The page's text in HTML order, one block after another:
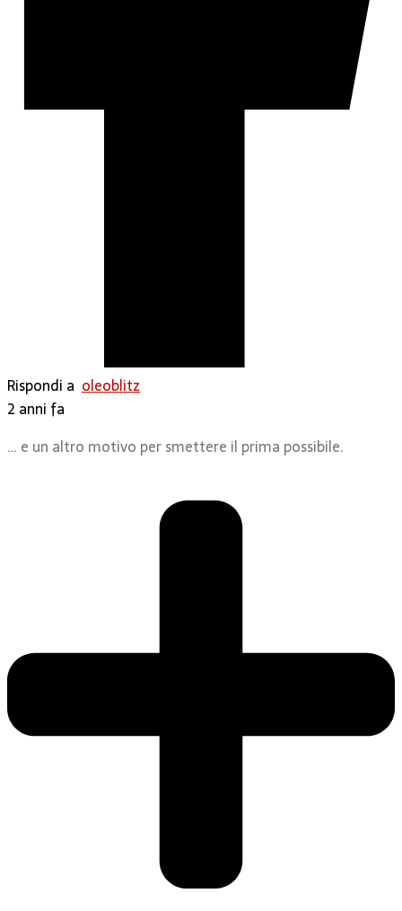
Rispondi a oleoblitz
2 anni fa
… e un altro motivo per smettere il prima possibile.